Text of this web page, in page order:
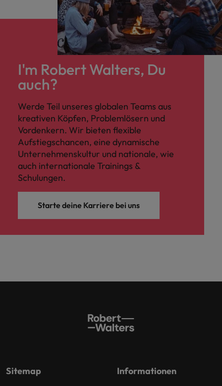
I'm Robert Walters, Du
auch?
Werde Teil unseres globalen Teams aus
kreativen Köpfen, Problemlösern und
Vordenkern. Wir bieten flexible
Aufstiegschancen, eine dynamische
Unternehmenskultur und nationale, wie
auch internationale Trainings &
Schulungen.
Starte deine Karriere bei uns
Sitemap Informationen